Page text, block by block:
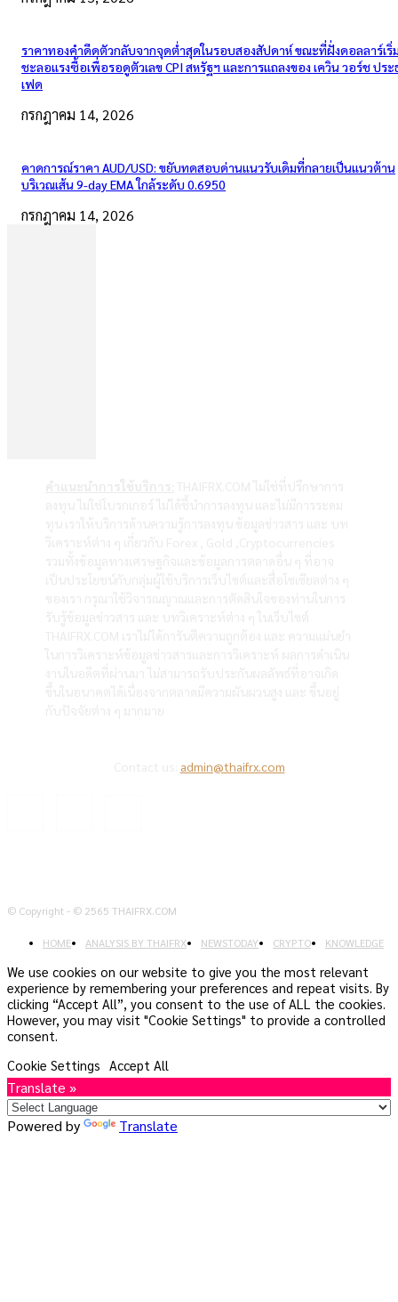
ราคาทองคำดีดตัวกลับจากจุดต่ำสุดในรอบสองสัปดาห์ ขณะที่ฝั่งดอลลาร์เริ่
ชะลอแรงซื้อเพื่อรอดูตัวเลข CPI สหรัฐฯ และการแถลงของ เควิน วอร์ช ประ
เฟด
กรกฎาคม 14, 2026
คาดการณ์ราคา AUD/USD: ขยับทดสอบด่านแนวรับเดิมที่กลายเป็นแนวต้าน
บริเวณเส้น 9-day EMA ใกล้ระดับ 0.6950
กรกฎาคม 14, 2026
admin@thaifrx.com
© Copyright - © 2565 THAIFRX.COM
HOME ANALYSIS BY THAIFRX NEWSTODAY CRYPTO KNOWLEDGE
We use cookies on our website to give you the most relevant
experience by remembering your preferences and repeat visits. By
clicking “Accept All”, you consent to the use of ALL the cookies.
However, you may visit "Cookie Settings" to provide a controlled
consent.
Cookie Settings Accept All
Translate »
Powered by Translate